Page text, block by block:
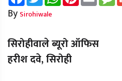
By Sirohiwale
सिरोहीवाले ब्यूरो ऑफिस
हरीश दवे, सिरोही